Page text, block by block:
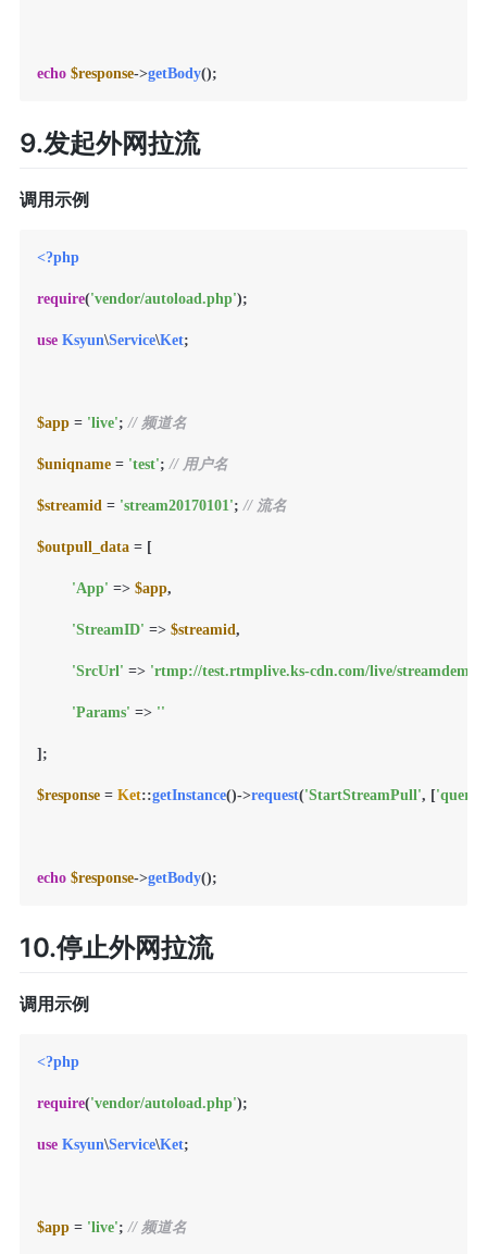
echo $response->getBody
9.发起外网拉流
调用示例
<?php
require('vendor/autoload.php');
use Ksyun\Service\Ket;
$app = 'live'; // 频道名
$uniqname = 'test'; // 用户名
$streamid = 'stream20170101'; // 流名
$outpull_data = [
'App' => $app,
'StreamID' => $streamid ,
'SrcUrl' => 'rtmp://test.rtmplive.ks-cdn.com/live/streamdemo'
'Params' => ''
];
$response = Ket::getInstance()->request('StartStreamPull', ['query'
echo $response->getBody
10.停止外网拉流
调用示例
<?php
require('vendor/autoload.php');
use Ksyun\Service\Ket;
$app = 'live'; // 频道名